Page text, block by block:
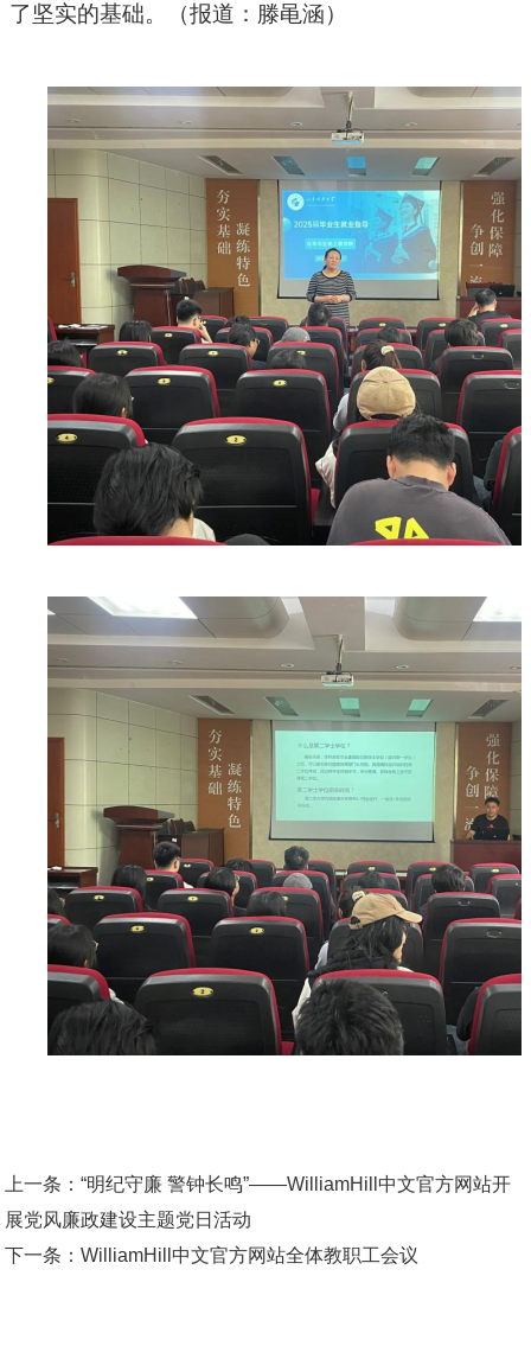
了坚实的基础。（报道：滕黾涵）
上一条：“明纪守廉 警钟长鸣”——WilliamHill中文官方网站开
展党风廉政建设主题党日活动
下一条：WilliamHill中文官方网站全体教职工会议